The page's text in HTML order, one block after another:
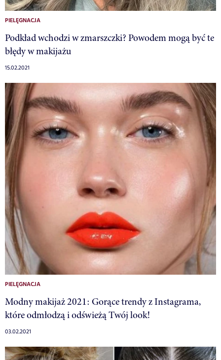
PIELĘGNACJA
Podkład wchodzi w zmarszczki? Powodem mogą być te
błędy w makijażu
15.02.2021
PIELĘGNACJA
Modny makijaż 2021: Gorące trendy z Instagrama,
które odmłodzą i odświeżą Twój look!
03.02.2021